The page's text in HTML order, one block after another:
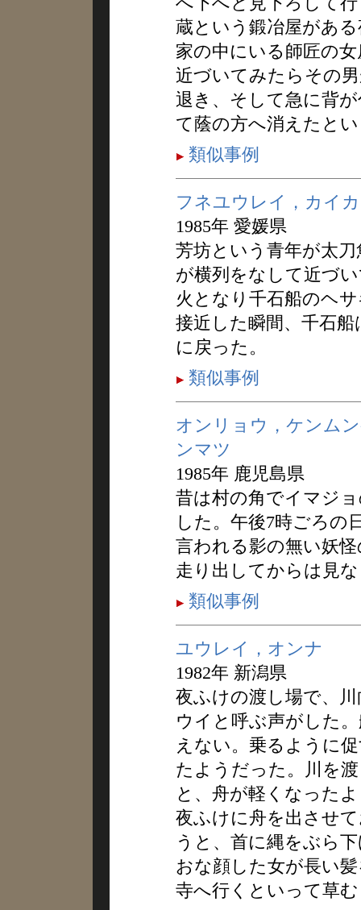
蔵という鍛冶屋があ
家の中にいる師匠の
近づいてみたらその
退き、そして急に背
て蔭の方へ消えたと
類似事例
フネユウレイ，カイカ
1985年 愛媛県
芳坊という青年が太
が横列をなして近づ
火となり千石船のヘ
接近した瞬間、千石
に戻った。
類似事例
オンリョウ，ケンム
ンマツ
1985年 鹿児島県
昔は村の角でイマジ
した。午後7時ごろの
言われる影の無い妖
走り出してからは見
類似事例
ユウレイ，オンナ
1982年 新潟県
夜ふけの渡し場で、
ウイと呼ぶ声がした
えない。乗るように
たようだった。川を
と、舟が軽くなった
夜ふけに舟を出させ
うと、首に縄をぶら
おな顔した女が長い
寺へ行くといって草